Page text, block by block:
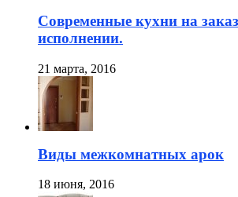
Современные кухни на
исполнении.
21 марта, 2016
Виды межкомнатных арок
18 июня, 2016